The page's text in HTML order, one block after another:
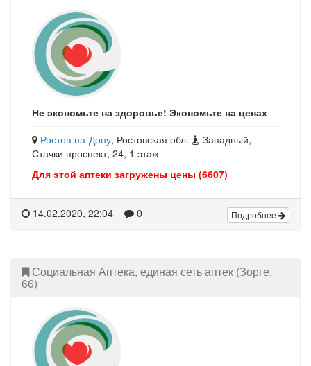
Не экономьте на здоровье! Экономьте на ценах
Ростов-на-Дону, Ростовская обл.
Западный,
Стачки проспект, 24, 1 этаж
Для этой аптеки загружены цены (6607)
14.02.2020, 22:04 0 Подробнее
Социальная Аптека, единая сеть аптек (Зорге,
66)